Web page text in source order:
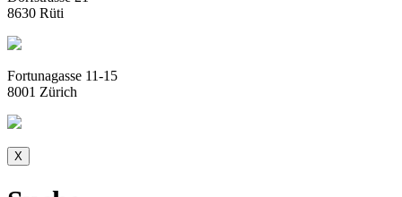
8630 Rüti
Fortunagasse 11-15
8001 Zürich
X